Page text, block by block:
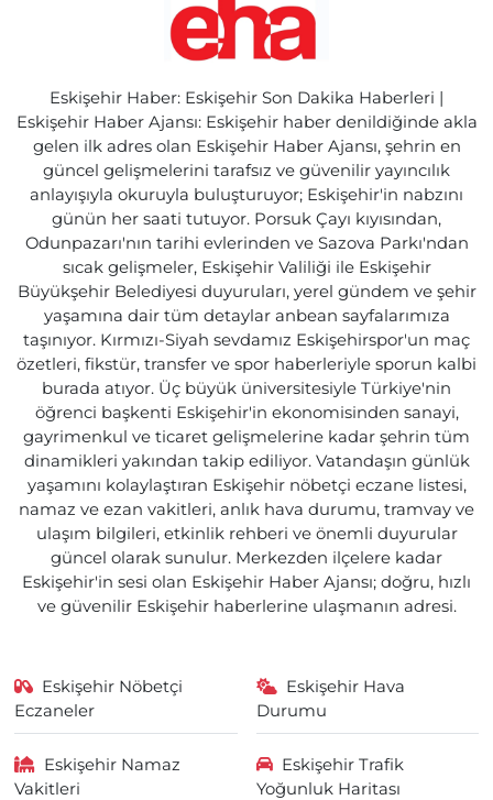
Eskişehir Haber: Eskişehir Son Dakika Haberleri |
Eskişehir Haber Ajansı: Eskişehir haber denildiğinde akla
gelen ilk adres olan Eskişehir Haber Ajansı, şehrin en
güncel gelişmelerini tarafsız ve güvenilir yayıncılık
anlayışıyla okuruyla buluşturuyor; Eskişehir'in nabzını
günün her saati tutuyor. Porsuk Çayı kıyısından,
Odunpazarı'nın tarihi evlerinden ve Sazova Parkı'ndan
sıcak gelişmeler, Eskişehir Valiliği ile Eskişehir
Büyükşehir Belediyesi duyuruları, yerel gündem ve şehir
yaşamına dair tüm detaylar anbean sayfalarımıza
taşınıyor. Kırmızı-Siyah sevdamız Eskişehirspor'un maç
özetleri, fikstür, transfer ve spor haberleriyle sporun kalbi
burada atıyor. Üç büyük üniversitesiyle Türkiye'nin
öğrenci başkenti Eskişehir'in ekonomisinden sanayi,
gayrimenkul ve ticaret gelişmelerine kadar şehrin tüm
dinamikleri yakından takip ediliyor. Vatandaşın günlük
yaşamını kolaylaştıran Eskişehir nöbetçi eczane listesi,
namaz ve ezan vakitleri, anlık hava durumu, tramvay ve
ulaşım bilgileri, etkinlik rehberi ve önemli duyurular
güncel olarak sunulur. Merkezden ilçelere kadar
Eskişehir'in sesi olan Eskişehir Haber Ajansı; doğru, hızlı
ve güvenilir Eskişehir haberlerine ulaşmanın adresi.
Eskişehir Nöbetçi
Eczaneler
Eskişehir Hava
Durumu
Eskişehir Namaz
Vakitleri
Eskişehir Trafik
Yoğunluk Haritası